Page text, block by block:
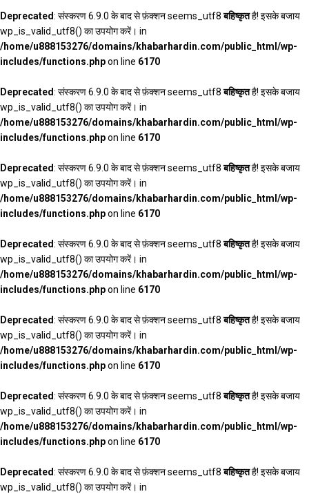
Deprecated: संस्करण 6.9.0 के बाद से फ़ंक्शन seems_utf8बहिष्कृतहै! इसके बजाय
wp_is_valid_utf8() का उपयोग करें। in
/home/u888153276/domains/khabarhardin.com/public_html/wp-
includes/functions.phpon line 6170
Deprecated: संस्करण 6.9.0 के बाद से फ़ंक्शन seems_utf8बहिष्कृतहै! इसके बजाय
wp_is_valid_utf8() का उपयोग करें। in
/home/u888153276/domains/khabarhardin.com/public_html/wp-
includes/functions.phpon line 6170
Deprecated: संस्करण 6.9.0 के बाद से फ़ंक्शन seems_utf8बहिष्कृतहै! इसके बजाय
wp_is_valid_utf8() का उपयोग करें। in
/home/u888153276/domains/khabarhardin.com/public_html/wp-
includes/functions.phpon line 6170
Deprecated: संस्करण 6.9.0 के बाद से फ़ंक्शन seems_utf8बहिष्कृतहै! इसके बजाय
wp_is_valid_utf8() का उपयोग करें। in
/home/u888153276/domains/khabarhardin.com/public_html/wp-
includes/functions.phpon line 6170
Deprecated: संस्करण 6.9.0 के बाद से फ़ंक्शन seems_utf8बहिष्कृतहै! इसके बजाय
wp_is_valid_utf8() का उपयोग करें। in
/home/u888153276/domains/khabarhardin.com/public_html/wp-
includes/functions.phpon line 6170
Deprecated: संस्करण 6.9.0 के बाद से फ़ंक्शन seems_utf8बहिष्कृतहै! इसके बजाय
wp_is_valid_utf8() का उपयोग करें। in
/home/u888153276/domains/khabarhardin.com/public_html/wp-
includes/functions.phpon line 6170
Deprecated: संस्करण 6.9.0 के बाद से फ़ंक्शन seems_utf8बहिष्कृतहै! इसके बजाय
wp_is_valid_utf8() का उपयोग करें। in